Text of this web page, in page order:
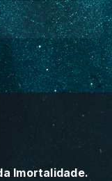
Imortalidade.